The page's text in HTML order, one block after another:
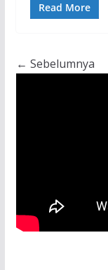
Read More
← Sebelumnya